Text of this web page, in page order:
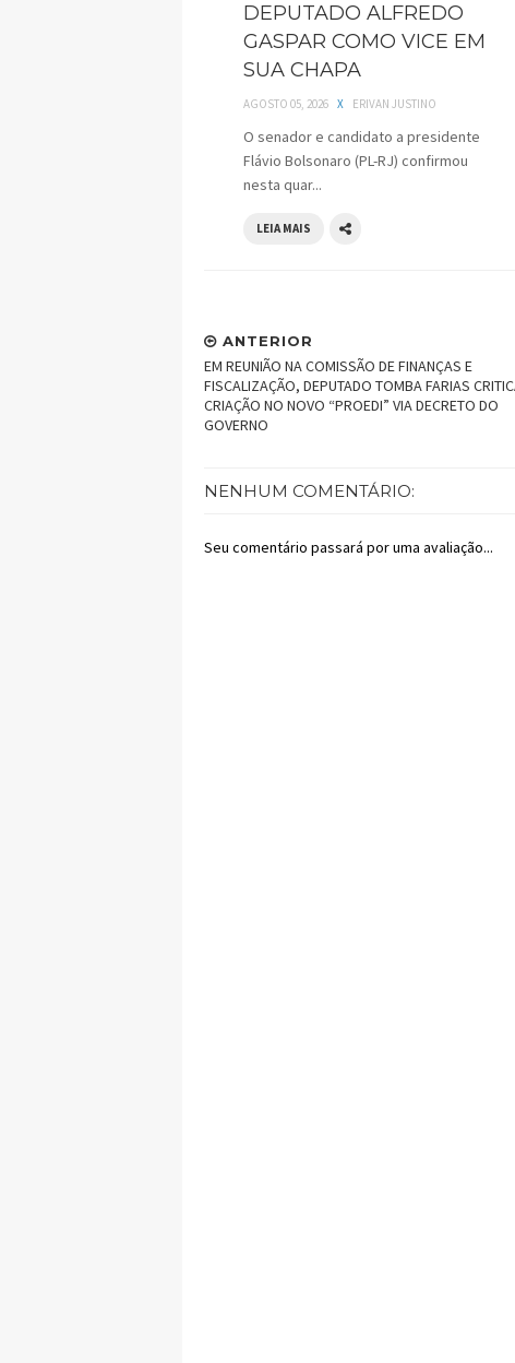
DEPUTADO ALFREDO
GASPAR COMO VICE EM
SUA CHAPA
AGOSTO 05, 2026 X ERIVAN JUSTINO
O senador e candidato a presidente
Flávio Bolsonaro (PL-RJ) confirmou
nesta quar...
LEIA MAIS
ANTERIOR
EM REUNIÃO NA COMISSÃO DE FINANÇAS E
FISCALIZAÇÃO, DEPUTADO TOMBA FARIAS
CRIAÇÃO NO NOVO “PROEDI” VIA DECRETO DO
GOVERNO
NENHUM COMENTÁRIO:
Seu comentário passará por uma avaliação...